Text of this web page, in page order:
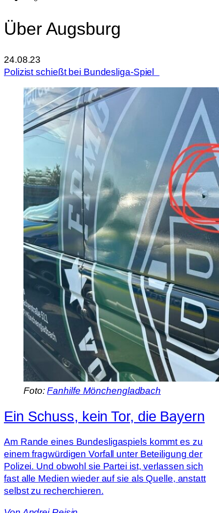
Über Augsburg
24.08.23
Polizist schießt bei Bundesliga-Spiel
Foto:Fanhilfe Mönchengladbach
Ein Schuss, kein Tor, die Bayern
Am Rande eines Bundesligaspiels kommt es zu
einem fragwürdigen Vorfall unter Beteiligung der
Polizei. Und obwohl sie Partei ist, verlassen sich
fast alle Medien wieder auf sie als Quelle, anstatt
selbst zu recherchieren.